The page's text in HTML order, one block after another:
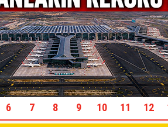
6 7 8 9 10 11 12